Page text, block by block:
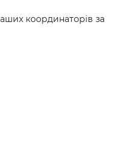
координаторів за